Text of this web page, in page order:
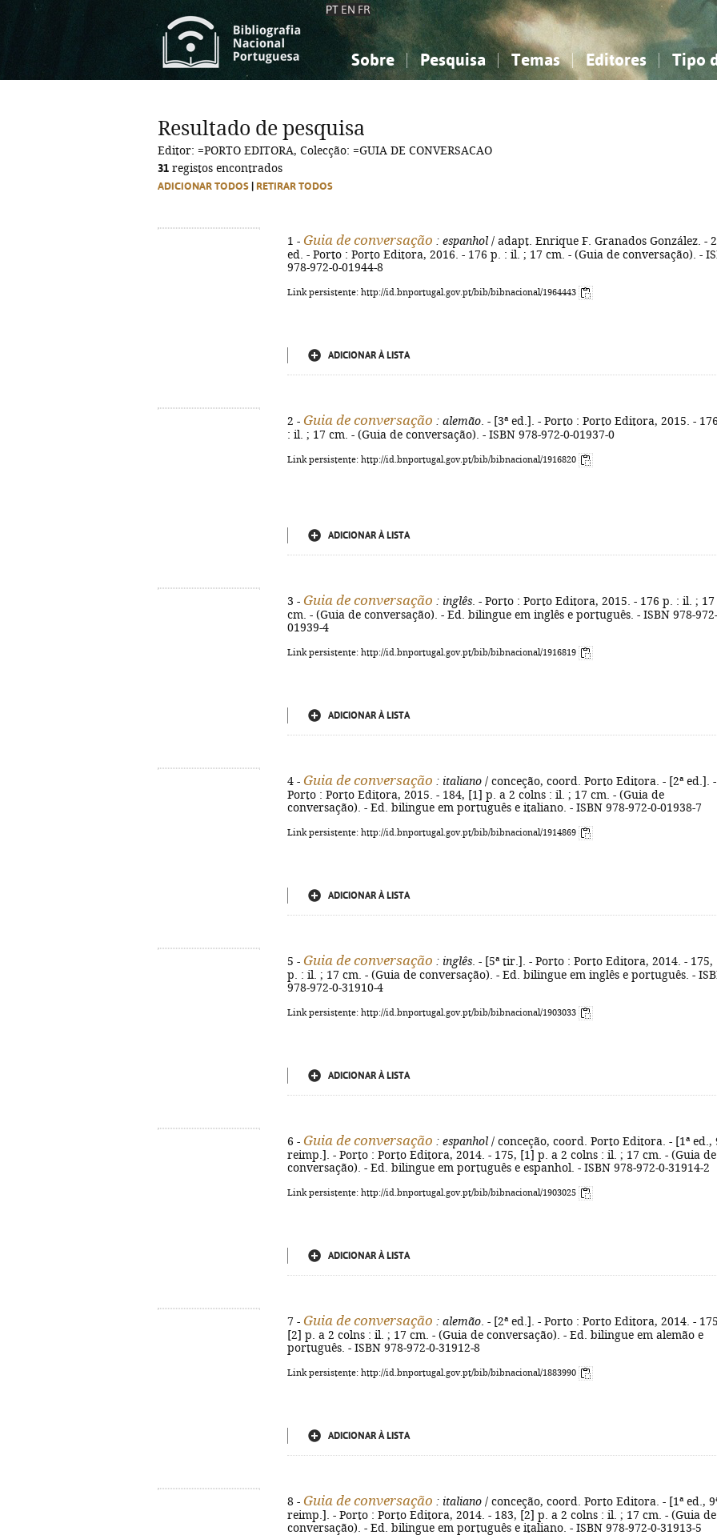
PT EN FR
Sobre Pesquisa Temas
Ciências sociais...
Editores Tipo
Ciências sociais...
Resultado de pesquisa
Editor: =PORTO EDITORA, Colecção: =GUIA DE CONVERSACAO
31 registos encontrados
ADICIONAR TODOS RETIRAR TODOS
1 - Guia de conversação : espanhol / adapt. Enrique F. Granados González. -
ed. - Porto : Porto Editora, 2016. - 176 p. : il. ; 17 cm. - (Guia de conversação). -
978-972-0-01944-8
Link persistente: http://id.bnportugal.gov.pt/bib/bibnacional/1964443
ADICIONAR À LISTA
2 - Guia de conversação : alemão . - [3ª ed.]. - Porto : Porto Editora, 2015. -
: il. ; 17 cm. - (Guia de conversação). - ISBN 978-972-0-01937-0
Link persistente: http://id.bnportugal.gov.pt/bib/bibnacional/1916820
ADICIONAR À LISTA
3 - Guia de conversação : inglês . - Porto : Porto Editora, 2015. - 176 p. : il. ; 17
cm. - (Guia de conversação). - Ed. bilingue em inglês e português. - ISBN 978-
01939-4
Link persistente: http://id.bnportugal.gov.pt/bib/bibnacional/1916819
ADICIONAR À LISTA
4 - Guia de conversação : italiano / conceção, coord. Porto Editora. - [2ª ed.]. -
Porto : Porto Editora, 2015. - 184, [1] p. a 2 colns : il. ; 17 cm. - (Guia de
conversação). - Ed. bilingue em português e italiano. - ISBN 978-972-0-01938-7
Link persistente: http://id.bnportugal.gov.pt/bib/bibnacional/1914869
ADICIONAR À LISTA
5 - Guia de conversação : inglês . - [5ª tir.]. - Porto : Porto Editora, 2014. - 175,
p. : il. ; 17 cm. - (Guia de conversação). - Ed. bilingue em inglês e português. -
978-972-0-31910-4
Link persistente: http://id.bnportugal.gov.pt/bib/bibnacional/1903033
ADICIONAR À LISTA
6 - Guia de conversação : espanhol / conceção, coord. Porto Editora. - [1ª ed.,
reimp.]. - Porto : Porto Editora, 2014. - 175, [1] p. a 2 colns : il. ; 17 cm. - (Guia de
conversação). - Ed. bilingue em português e espanhol. - ISBN 978-972-0-31914-2
Link persistente: http://id.bnportugal.gov.pt/bib/bibnacional/1903025
ADICIONAR À LISTA
7 - Guia de conversação : alemão . - [2ª ed.]. - Porto : Porto Editora, 2014. -
[2] p. a 2 colns : il. ; 17 cm. - (Guia de conversação). - Ed. bilingue em alemão e
português. - ISBN 978-972-0-31912-8
Link persistente: http://id.bnportugal.gov.pt/bib/bibnacional/1883990
ADICIONAR À LISTA
8 - Guia de conversação : italiano / conceção, coord. Porto Editora. - [1ª ed.,
reimp.]. - Porto : Porto Editora, 2014. - 183, [2] p. a 2 colns : il. ; 17 cm. - (Guia de
conversação). - Ed. bilingue em português e italiano. - ISBN 978-972-0-31913-5